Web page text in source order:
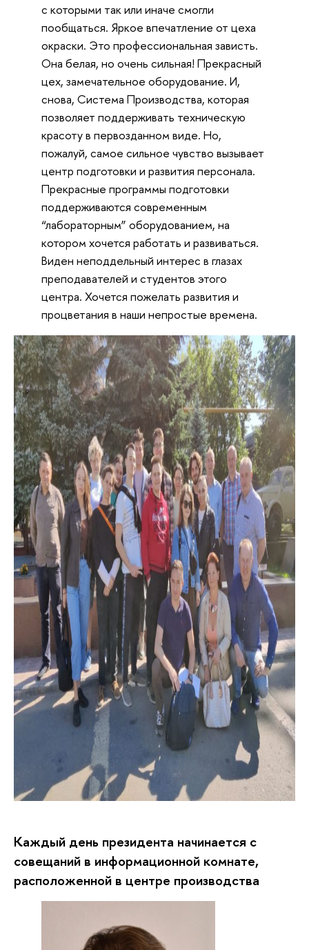
с которыми так или иначе смогли
пообщаться. Яркое впечатление от цеха
окраски. Это профессиональная зависть.
Она белая, но очень сильная! Прекрасный
цех, замечательное оборудование. И,
снова, Система Производства, которая
позволяет поддерживать техническую
красоту в первозданном виде. Но,
пожалуй, самое сильное чувство вызывает
центр подготовки и развития персонала.
Прекрасные программы подготовки
поддерживаются современным
“лабораторным” оборудованием, на
котором хочется работать и развиваться.
Виден неподдельный интерес в глазах
преподавателей и студентов этого
центра. Хочется пожелать развития и
процветания в наши непростые времена.
Каждый день президента начинается с
совещаний в информационной комнате,
расположенной в центре производства